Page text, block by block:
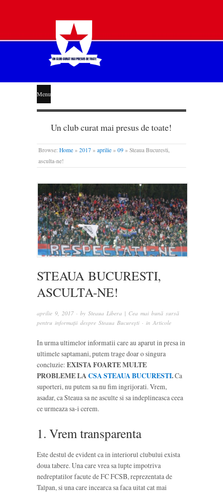
STEAUA
LIBERĂ
Menu
Un club curat mai presus de toate!
Browse: Home » 2017 » aprilie » 09 » Steaua Bucuresti,
asculta-ne!
STEAUA BUCURESTI,
ASCULTA-NE!
aprilie 9, 2017 · by Steaua Libera | Cea mai bună sursă
pentru informații despre Steaua București · in Articole
In urma ultimelor informatii care au aparut in presa in
ultimele saptamani, putem trage doar o singura
concluzie: EXISTA FOARTE MULTE
PROBLEME LACSA STEAUA BUCURESTI.Ca
suporteri, nu putem sa nu fim ingrijorati. Vrem,
asadar, ca Steaua sa ne asculte si sa indeplineasca ceea
ce urmeaza sa-i cerem.
1. Vrem transparenta
Este destul de evident ca in interiorul clubului exista
doua tabere. Una care vrea sa lupte impotriva
nedreptatilor facute de FC FCSB, reprezentata de
Talpan, si una care incearca sa faca uitat cat mai